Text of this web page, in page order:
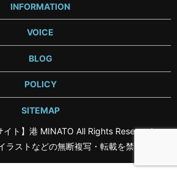
INFORMATION
VOICE
BLOG
POLICY
SITEMAP
ト】港 MINATO All Rights Reserved.
ラストなどの無断複写・転載を禁じます】